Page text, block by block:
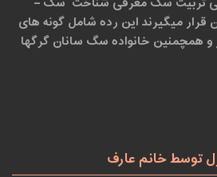
میگیرند این رده شامل گونه های
و همچمنین خانواده سگ سانان گرگها
توسط خانم عارف